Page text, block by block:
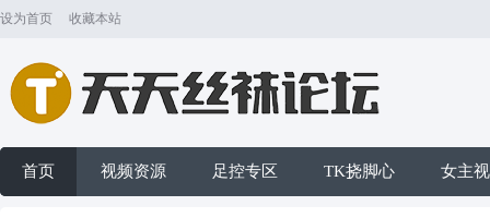
设为首页 收藏本站
首页 视频资源 足控专区 TK挠脚心 女主